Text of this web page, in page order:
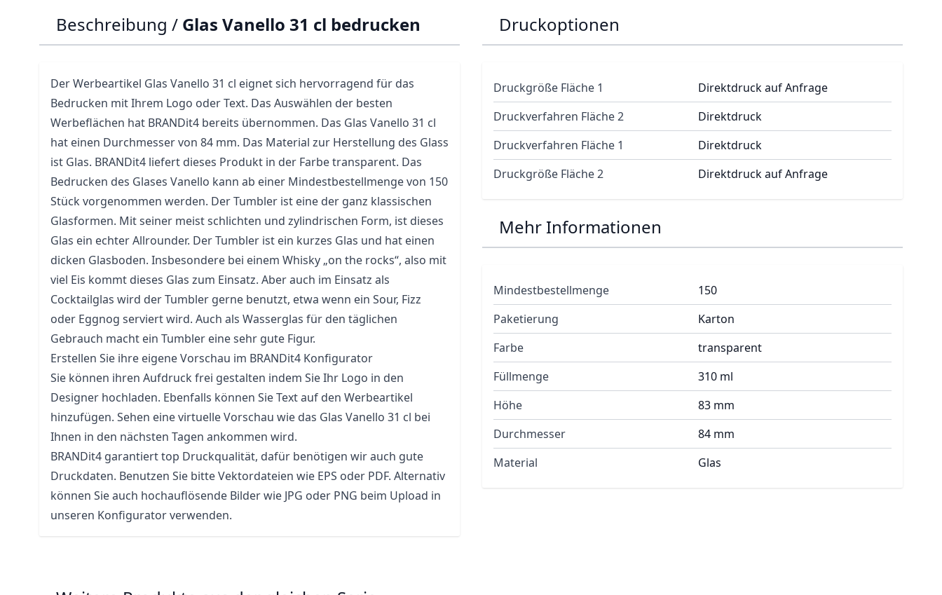
Beschreibung / Glas Vanello 31 cl bedrucken
Der Werbeartikel Glas Vanello 31 cl eignet sich hervorragend für das
Bedrucken mit Ihrem Logo oder Text. Das Auswählen der besten
Werbeflächen hat BRANDit4 bereits übernommen. Das Glas Vanello 31 cl
hat einen Durchmesser von 84 mm. Das Material zur Herstellung des Glass
ist Glas. BRANDit4 liefert dieses Produkt in der Farbe transparent. Das
Bedrucken des Glases Vanello kann ab einer Mindestbestellmenge von 150
Stück vorgenommen werden. Der Tumbler ist eine der ganz klassischen
Glasformen. Mit seiner meist schlichten und zylindrischen Form, ist dieses
Glas ein echter Allrounder. Der Tumbler ist ein kurzes Glas und hat einen
dicken Glasboden. Insbesondere bei einem Whisky „on the rocks“, also mit
viel Eis kommt dieses Glas zum Einsatz. Aber auch im Einsatz als
Cocktailglas wird der Tumbler gerne benutzt, etwa wenn ein Sour, Fizz
oder Eggnog serviert wird. Auch als Wasserglas für den täglichen
Gebrauch macht ein Tumbler eine sehr gute Figur.
Erstellen Sie ihre eigene Vorschau im BRANDit4 Konfigurator
Sie können ihren Aufdruck frei gestalten indem Sie Ihr Logo in den
Designer hochladen. Ebenfalls können Sie Text auf den Werbeartikel
hinzufügen. Sehen eine virtuelle Vorschau wie das Glas Vanello 31 cl bei
Ihnen in den nächsten Tagen ankommen wird.
BRANDit4 garantiert top Druckqualität, dafür benötigen wir auch gute
Druckdaten. Benutzen Sie bitte Vektordateien wie EPS oder PDF. Alternativ
können Sie auch hochauflösende Bilder wie JPG oder PNG beim Upload in
unseren Konfigurator verwenden.
Druckoptionen
Druckgröße Fläche 1
Direktdruck auf Anfrage
Druckverfahren Fläche 2
Direktdruck
Druckverfahren Fläche 1
Direktdruck
Druckgröße Fläche 2
Direktdruck auf Anfrage
Mehr Informationen
Mindestbestellmenge
150
Paketierung
Karton
Farbe
transparent
Füllmenge
310 ml
Höhe
83 mm
Durchmesser
84 mm
Material
Glas